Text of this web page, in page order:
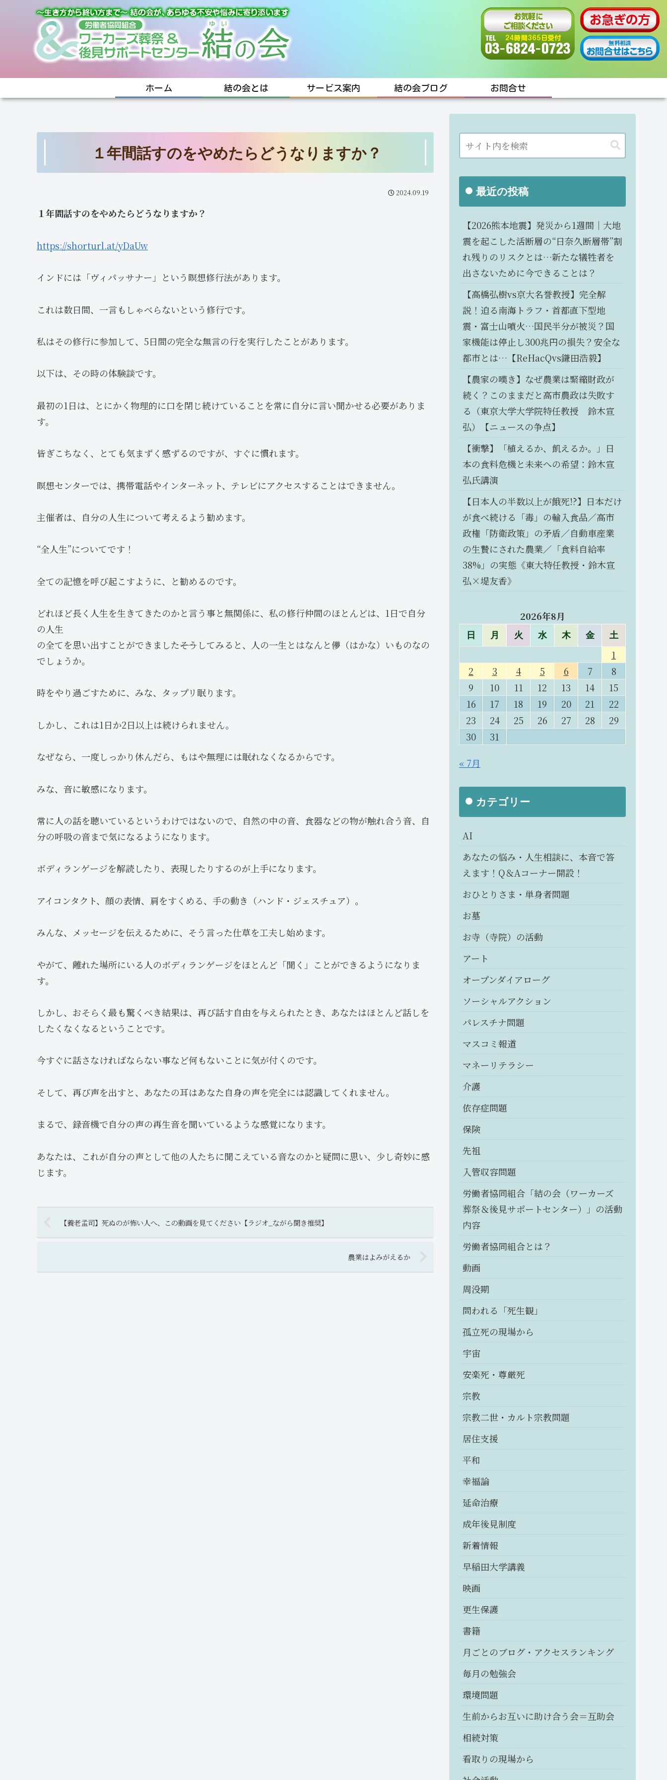
ホーム 結の会とは サービス案内 結の会ブログ お問合せ
１年間話すのをやめたらどうなりますか？
2024.09.19
１年間話すのをやめたらどうなりますか？
https://shorturl.at/yDaUw
インドには「ヴィパッサナー」という瞑想修行法があります。
これは数日間、一言もしゃべらないという修行です。
私はその修行に参加して、5日間の完全な無言の行を実行したことがあります。
以下は、その時の体験談です。
最初の1日は、とにかく物理的に口を閉じ続けていることを常に自分に言い聞かせる必要がありま
す。
皆ぎこちなく、とても気まずく感ずるのですが、すぐに慣れます。
瞑想センターでは、携帯電話やインターネット、テレビにアクセスすることはできません。
主催者は、自分の人生について考えるよう勧めます。
“全人生”についてです！
全ての記憶を呼び起こすように、と勧めるのです。
どれほど長く人生を生きてきたのかと言う事と無関係に、私の修行仲間のほとんどは、1日で自分
の人生
の全てを思い出すことができました――そうしてみると、人の一生とはなんと儚（はかな）いものなの
でしょうか。
時をやり過ごすために、みな、タップリ眠ります。
しかし、これは1日か2日以上は続けられません。
なぜなら、一度しっかり休んだら、もはや無理には眠れなくなるからです。
みな、音に敏感になります。
常に人の話を聴いているというわけではないので、自然の中の音、食器などの物が触れ合う音、自
分の呼吸の音まで気になるようになります。
ボディランゲージを解読したり、表現したりするのが上手になります。
アイコンタクト、顔の表情、肩をすくめる、手の動き（ハンド・ジェスチュア）。
みんな、メッセージを伝えるために、そう言った仕草を工夫し始めます。
やがて、離れた場所にいる人のボディランゲージをほとんど「聞く」ことができるようになりま
す。
しかし、おそらく最も驚くべき結果は、再び話す自由を与えられたとき、あなたはほとんど話しを
したくなくなるということです。
今すぐに話さなければならない事など何もないことに気が付くのです。
そして、再び声を出すと、あなたの耳はあなた自身の声を完全には認識してくれません。
まるで、録音機で自分の声の再生音を聞いているような感覚になります。
あなたは、これが自分の声として他の人たちに聞こえている音なのかと疑問に思い、少し奇妙に感
じます。
【養老孟司】死ぬのが怖い人へ、この動画を見てください【ラジオ_ながら聞き推奨】
農業はよみがえるか
最近の投稿
【2026熊本地震】発災から1週間｜大地
震を起こした活断層の“日奈久断層帯”割
れ残りのリスクとは…新たな犠牲者を
出さないために今できることは？
【高橋弘樹vs京大名誉教授】完全解
説！迫る南海トラフ・首都直下型地
震・富士山噴火…国民半分が被災？国
家機能は停止し300兆円の損失？安全な
都市とは…【ReHacQvs鎌田浩毅】
【農家の嘆き】なぜ農業は緊縮財政が
続く？このままだと高市農政は失敗す
る（東京大学大学院特任教授 鈴木宣
弘）【ニュースの争点】
【衝撃】「植えるか、飢えるか。」日
本の食料危機と未来への希望：鈴木宣
弘氏講演
【日本人の半数以上が餓死!?】日本だけ
が食べ続ける「毒」の輸入食品／高市
政権「防衛政策」の矛盾／自動車産業
の生贄にされた農業／「食料自給率
38%」の実態《東大特任教授・鈴木宣
弘×堤友香》
2026年8月
日 月 火 水 木 金 土
1
2
3 4 5 6 7
8
9
10 11 12 13 14
15
16
17 18 19 20 21
22
23
24 25 26 27 28
29
30
31
« 7月
カテゴリー
AI
あなたの悩み・人生相談に、本音で答
えます！Q＆Aコーナー開設！
おひとりさま・単身者問題
お墓
お寺（寺院）の活動
アート
オープンダイアローグ
ソーシャルアクション
パレスチナ問題
マスコミ報道
マネーリテラシー
介護
依存症問題
保険
先祖
入管収容問題
労働者協同組合「結の会（ワーカーズ
葬祭＆後見サポートセンター）」の活動
内容
労働者協同組合とは？
動画
周没期
問われる「死生観」
孤立死の現場から
宇宙
安楽死・尊厳死
宗教
宗教二世・カルト宗教問題
居住支援
平和
幸福論
延命治療
成年後見制度
新着情報
早稲田大学講義
映画
更生保護
書籍
月ごとのブログ・アクセスランキング
毎月の勉強会
環境問題
生前からお互いに助け合う会＝互助会
相続対策
看取りの現場から